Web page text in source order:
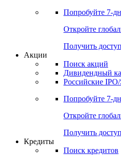
Попробуйте 7-
Откройте
Получить доступ
Акции
Поиск акций
Дивидендный
Российские IPO/
Попробуйте 7-
Откройте
Получить доступ
Кредиты
Поиск кредитов